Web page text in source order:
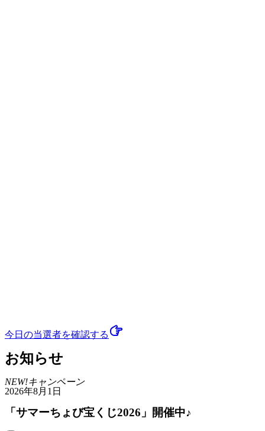
今日の当選者を確認する
お知らせ
NEW!キャンペーン
2026年8月1日
「サマーちょび宝くじ2026」開催中♪